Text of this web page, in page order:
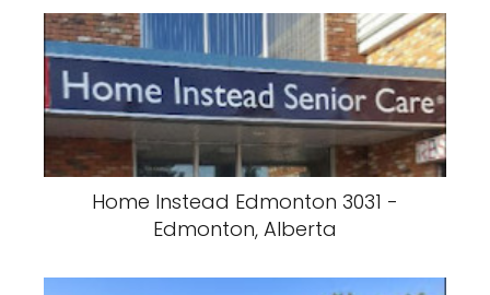
Home Instead Edmonton 3031 -
Edmonton, Alberta